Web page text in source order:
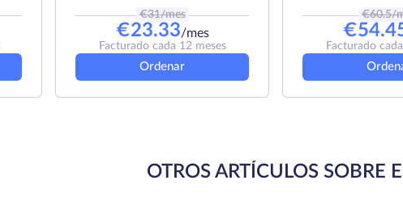
€31/mes
€23.33/mes
Facturado cada 12 meses
Ordenar
€60.5/
€
Facturado
OTROS ARTÍCULOS SOBRE